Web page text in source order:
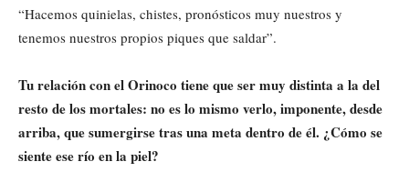
“Hacemos quinielas, chistes, pronósticos muy nuestros y
tenemos nuestros propios piques que saldar”.
Tu relación con el Orinoco tiene que ser muy distinta a la del
resto de los mortales: no es lo mismo verlo, imponente, desde
arriba, que sumergirse tras una meta dentro de él. ¿Cómo se
siente ese río en la piel?